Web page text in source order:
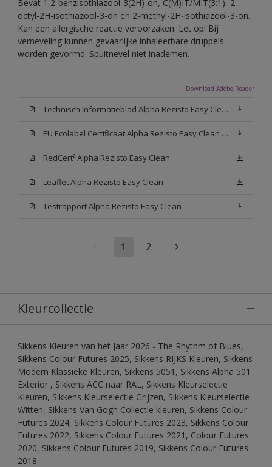
Bevat 1,2-benzisothiazool-3(2H)-on, C(M)IT/MIT(3:1), 2-
octyl-2H-isothiazool-3-on en 2-methyl-2H-isothiazool-3-on.
Kan een allergische reactie veroorzaken. Let op! Bij
verneveling kunnen gevaarlijke inhaleerbare druppels
worden gevormd. Spuitnevel niet inademen.
Download Adobe Reader
Technisch Informatieblad Alpha Rezisto Easy Clean (PDF)
EU Ecolabel Certificaat Alpha Rezisto Easy Clean Mat
RedCert² Alpha Rezisto Easy Clean
Leaflet Alpha Rezisto Easy Clean
Testrapport Alpha Rezisto Easy Clean
1 2
Kleurcollectie
Sikkens Kleuren van het Jaar 2026 - The Rhythm of Blues,
Sikkens Colour Futures 2025, Sikkens RIJKS Kleuren, Sikkens
Modern Klassieke Kleuren, Sikkens 5051, Sikkens Alpha 501
Exterior , Sikkens ACC naar RAL, Sikkens Kleurselectie
Kleuren, Sikkens Kleurselectie Grijzen, Sikkens Kleurselectie
Witten, Sikkens Van Gogh Collectie kleuren, Sikkens Colour
Futures 2024, Sikkens Colour Futures 2023, Sikkens Colour
Futures 2022, Sikkens Colour Futures 2021, Colour Futures
2020, Sikkens Colour Futures 2019, Sikkens Colour Futures
2018